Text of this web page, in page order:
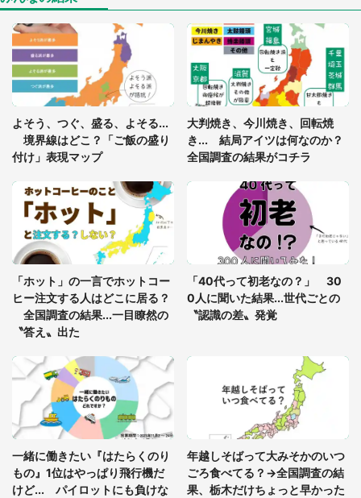
「閉所恐怖症の私は新幹線で大パニック。隣席の青
年に『手を繋いで』とお願いしたら...」 体験談に
8万人感動
グっちゃってた〝野生の野菜〟に6.5万人戦慄
「○○がない街に住んでいます」住人の呟きに30万
人驚がく 何が存在しないか、あなたはわかる？
「修学旅行に途中参加する娘を送って行ったら、真
っ暗な道で遭難状態。なんとか見つけた民家に助け
を求めると、住人の男性が...」
よそう、つぐ、盛る、よそる...
境界線はどこ？「ご飯の盛り
付け」表現マップ
大判焼き、今川焼き、回転焼
き... 結局アイツは何なのか？
全国調査の結果がコチラ
「ホット」の一言でホットコー
ヒー注文する人はどこに居る？
全国調査の結果...一目瞭然の
〝答え〟出た
「40代って初老なの？」 30
0人に聞いた結果...世代ごとの
〝認識の差〟発覚
一緒に働きたい『はたらくのり
もの』1位はやっぱり飛行機だ
けど... パイロットにも負けな
年越しそばって大みそかのいつ
ごろ食べてる？→全国調査の結
果、栃木だけちょっと早かった